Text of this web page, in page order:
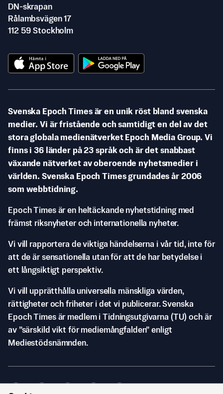
DN-skrapan
Rålambsvägen 17
112 59 Stockholm
Svenska Epoch Times är en unik röst bland svenska
medier. Vi är fristående och samtidigt en del av det
stora globala medienätverket Epoch Media Group. Vi
finns i 36 länder på 23 språk och är det snabbast
växande nätverket av oberoende nyhetsmedier i
världen. Svenska Epoch Times grundades år 2006
som webbtidning.
Epoch Times är en heltäckande nyhetstidning med
främst riksnyheter och internationella nyheter.
Vi vill rapportera de viktiga händelserna i vår tid, inte för
att de är sensationella utan för att de har betydelse i
ett långsiktigt perspektiv.
Vi vill upprätthålla universella mänskliga värden,
rättigheter och friheter i det vi publicerar. Svenska
Epoch Times är medlem i Tidningsutgivarna (TU) och är
av ”särskild vikt för mediemångfalden” enligt
Mediestödsnämnden.